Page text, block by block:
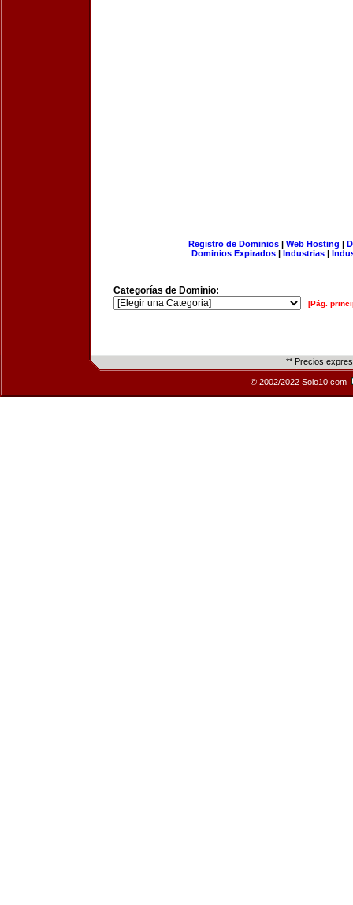
Registro de Dominios| Web Hosting |
Dominios Expirados | Industrias |
Categorías de Dominio:
[Pág.
** Precios
© 2002/2022 Solo10.com